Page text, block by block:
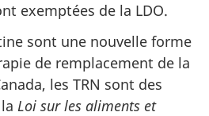
exemptées de la LDO.
sont une nouvelle forme
de remplacement de la
les TRN sont des
Loi sur les aliments et